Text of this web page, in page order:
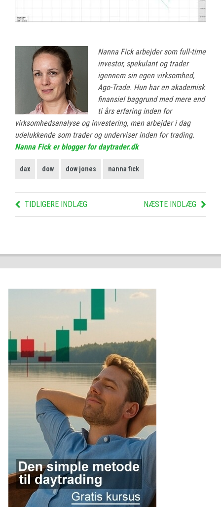
Nanna Fick arbejder som full-time
investor, spekulant og trader
igennem sin egen virksomhed,
Ago-Trade. Hun har en akademisk
finansiel baggrund med mere end
ti års erfaring inden for
virksomhedsanalyse og investering, men arbejder i dag
udelukkende som trader og underviser inden for trading.
Nanna Fick er blogger for daytrader.dk
dax dow dow jones nanna fick
TIDLIGERE INDLÆG NÆSTE INDLÆG